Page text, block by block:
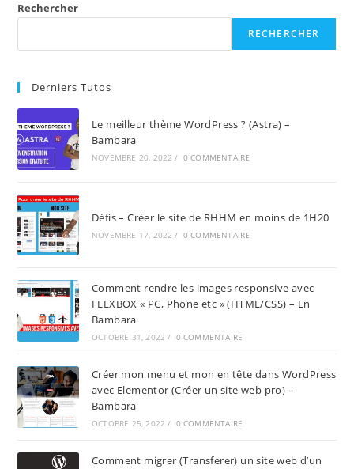
Rechercher
RECHERCHER
Derniers Tutos
Le meilleur thème WordPress ? (Astra) –
Bambara
NOVEMBRE 20, 2022 / 0 COMMENTAIRE
Défis – Créer le site de RHHM en moins de 1H20
NOVEMBRE 17, 2022 / 0 COMMENTAIRE
Comment rendre les images responsive avec
FLEXBOX « PC, Phone etc » (HTML/CSS) – En
Bambara
OCTOBRE 31, 2022 / 0 COMMENTAIRE
Créer mon menu et mon en tête dans WordPress
avec Elementor (Créer un site web pro) –
Bambara
OCTOBRE 25, 2022 / 0 COMMENTAIRE
Comment migrer (Transferer) un site web d’un